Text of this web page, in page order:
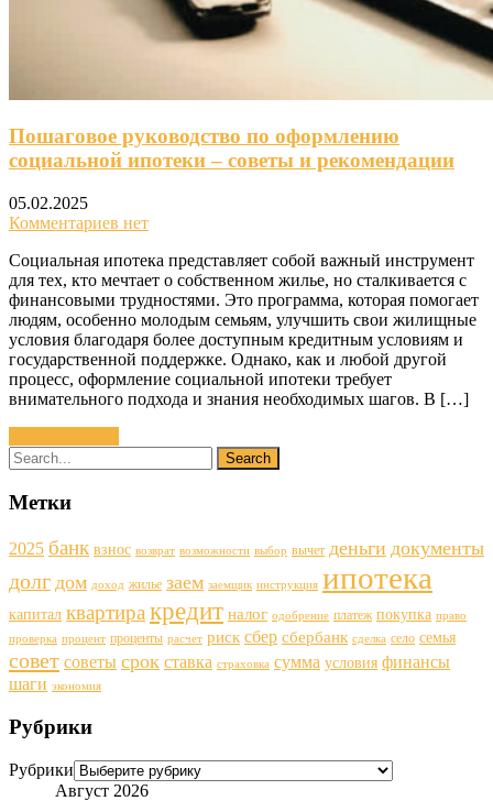
Пошаговое руководство по оформлению
социальной ипотеки – советы и рекомендации
05.02.2025
Комментариев нет
Социальная ипотека представляет собой важный инструмент
для тех, кто мечтает о собственном жилье, но сталкивается с
финансовыми трудностями. Это программа, которая помогает
людям, особенно молодым семьям, улучшить свои жилищные
условия благодаря более доступным кредитным условиям и
государственной поддержке. Однако, как и любой другой
процесс, оформление социальной ипотеки требует
внимательного подхода и знания необходимых шагов. В […]
Метки
2025 банк взнос возврат возможности выбор вычет деньги документы
долг дом доход жилье заем заемщик инструкция ипотека
капитал квартира кредит налог одобрение платеж покупка право
проверка процент проценты расчет риск сбер сбербанк сделка село семья
совет советы срок ставка страховка сумма условия финансы
шаги экономия
Рубрики
Рубрики
Август 2026